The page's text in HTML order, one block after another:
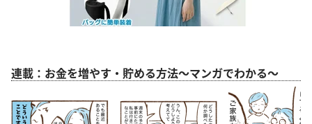
連載：お金を増やす・貯める方法～マンガでわかる～